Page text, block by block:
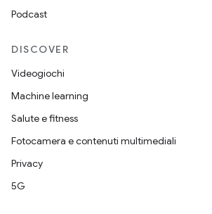
Podcast
DISCOVER
Videogiochi
Machine learning
Salute e fitness
Fotocamera e contenuti multimediali
Privacy
5G